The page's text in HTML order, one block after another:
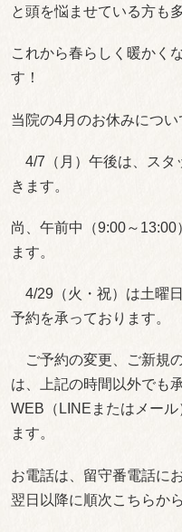
と頭を悩ませている方も
これから春らしく暖かく
す！
当院の4月のお休みについ
4/7（月）午後は、スタ
きます。
尚、午前中（9:00～13:00
ます。
4/29（火・祝）は土曜
予約を承っております。
ご予約の変更、ご新規
は、上記の時間以外でも
WEB（LINEまたはメー
ます。
お電話は、留守番電話に
翌日以降に順次こちらか